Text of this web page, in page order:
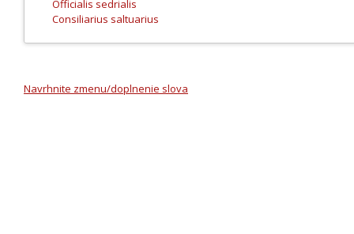
Officialis sedrialis
Consiliarius saltuarius
Navrhnite zmenu/doplnenie slova